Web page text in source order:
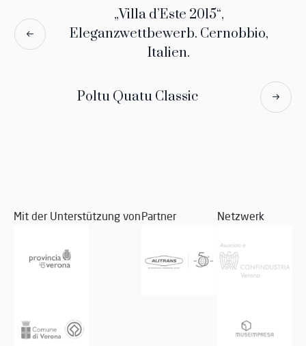
„Villa d’Este 2015“,
Eleganzwettbewerb. Cernobbio,
Italien.
Poltu Quatu Classic
Mit der Unterstützung vonPartner Netzwerk